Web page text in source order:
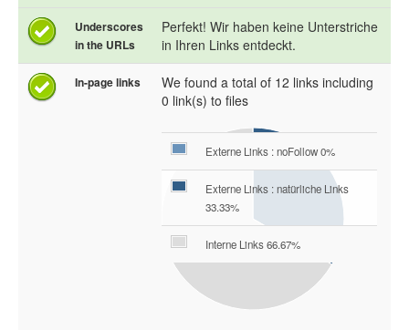
Underscores
in the URLs
Perfekt! Wir haben keine Unterstriche
in Ihren Links entdeckt.
In-page links
We found a total of 12 links including
0 link(s) to files
Externe Links : noFollow 0%
Externe Links : natürliche Links
33.33%
Interne Links 66.67%